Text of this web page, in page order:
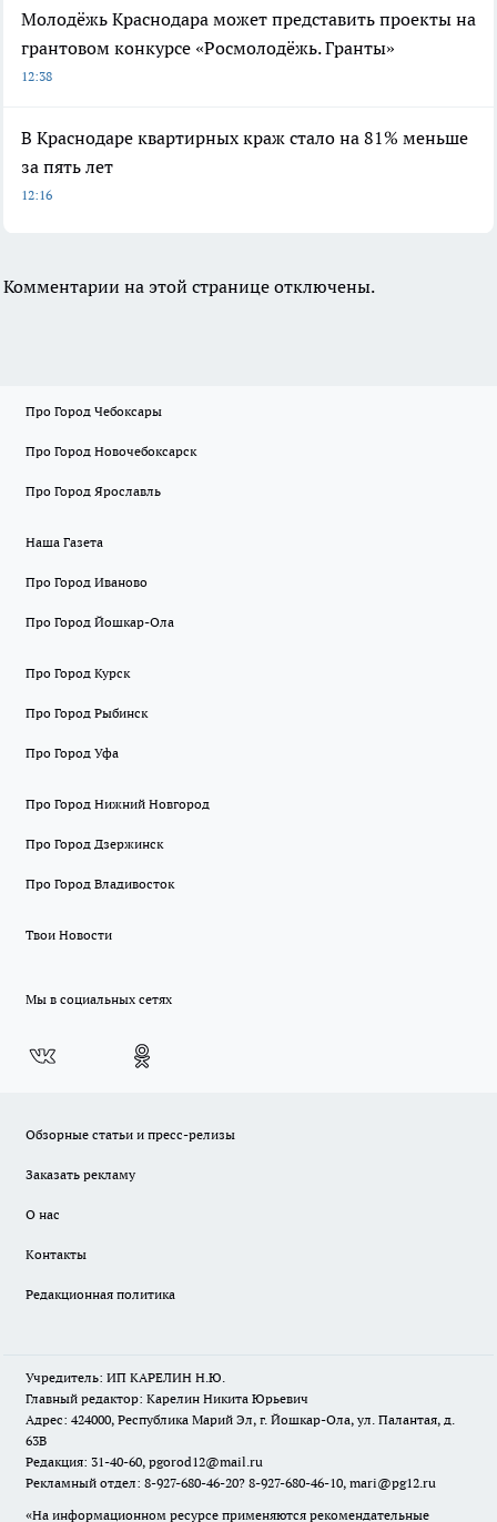
Молодёжь Краснодара может представить проекты на
грантовом конкурсе «Росмолодёжь. Гранты»
12:38
В Краснодаре квартирных краж стало на 81% меньше
за пять лет
12:16
Комментарии на этой странице отключены.
Про Город Чебоксары
Про Город Новочебоксарск
Про Город Ярославль
Наша Газета
Про Город Иваново
Про Город Йошкар-Ола
Про Город Курск
Про Город Рыбинск
Про Город Уфа
Про Город Нижний Новгород
Про Город Дзержинск
Про Город Владивосток
Твои Новости
Мы в социальных сетях
Обзорные статьи и пресс-релизы
Заказать рекламу
О нас
Контакты
Редакционная политика
Учредитель: ИП КАРЕЛИН Н.Ю.
Главный редактор: Карелин Никита Юрьевич
Адрес: 424000, Республика Марий Эл, г. Йошкар-Ола, ул. Палантая, д.
63В
Редакция: 31-40-60, pgorod12@mail.ru
Рекламный отдел: 8-927-680-46-20? 8-927-680-46-10, mari@pg12.ru
«На информационном ресурсе применяются рекомендательные